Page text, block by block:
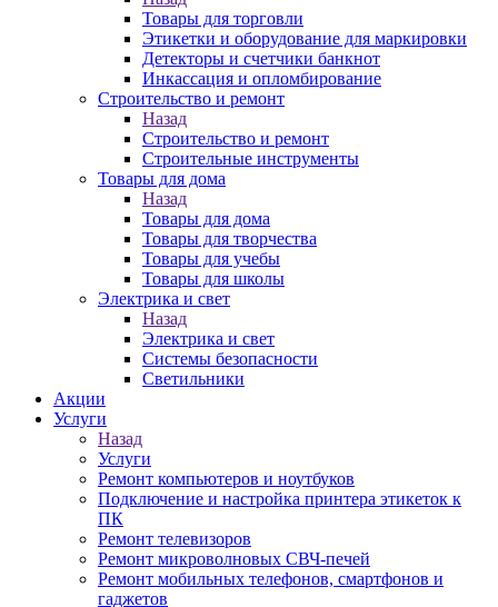
Товары для торговли
Этикетки и оборудование для маркировки
Детекторы и счетчики банкнот
Инкассация и опломбирование
Строительство и ремонт
Назад
Строительство и ремонт
Строительные инструменты
Товары для дома
Назад
Товары для дома
Товары для творчества
Товары для учебы
Товары для школы
Электрика и свет
Назад
Электрика и свет
Системы безопасности
Светильники
Акции
Услуги
Назад
Услуги
Ремонт компьютеров и ноутбуков
Подключение и настройка принтера этикеток к
ПК
Ремонт телевизоров
Ремонт микроволновых СВЧ-печей
Ремонт мобильных телефонов, смартфонов и
гаджетов